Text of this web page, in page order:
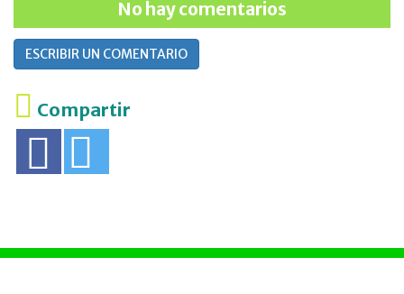
No hay comentarios
ESCRIBIR UN COMENTARIO
Compartir